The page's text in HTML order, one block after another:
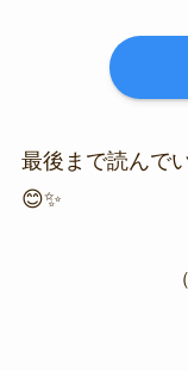
最後まで読んで
😊✨